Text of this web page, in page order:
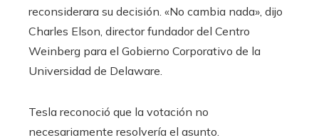
reconsiderara su decisión. «No cambia nada», dijo
Charles Elson, director fundador del Centro
Weinberg para el Gobierno Corporativo de la
Universidad de Delaware.
Tesla reconoció que la votación no
necesariamente resolvería el asunto.